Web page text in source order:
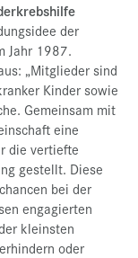
der
Jahr 1987.
„Mitglieder sind
Kinder sowie
Gemeinsam mit
eine
die vertiefte
gestellt. Diese
bei der
engagierten
kleinsten
oder